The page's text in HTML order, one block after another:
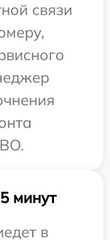
связи
минут
в